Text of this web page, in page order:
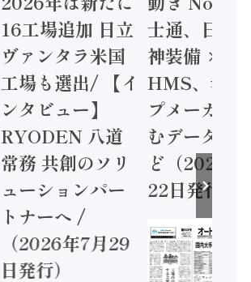
16工場追加 日立
ヴァンタラ米国
工場も選出/ 【イ
ンタビュー】
RYODEN 八道
常務 共創のソリ
ューションパー
トナーへ /
（2026年7月29
日発行）
士通、日立
神装備 ×
HMS、老舗
プメーカー
むデータ活
ど（2026年
22日発行）